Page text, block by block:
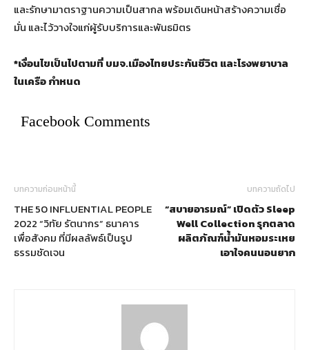
และรักษามาตราฐานความเป็นสากล พร้อมเดินหน้าสร้างความเชื่อ
มั่น และไว้วางใจแก่ผู้รับบริการและพันธมิตร
*เงื่อนไขเป็นไปตามที่ บมจ.เมืองไทยประกันชีวิต และโรงพยาบาล
ในเครือ กำหนด
Facebook Comments
บทความก่อนหน้านี้
THE 50 INFLUENTIAL PEOPLE
2022 “วิทัย รัตนากร” ธนาคาร
เพื่อสังคม ที่มีผลลัพธ์เป็นรูป
ธรรมชัดเจน
บทความถัดไป
“สบายอารมณ์” เปิดตัว Sleep
Well Collection รุกตลาด
ผลิตภัณฑ์น้ำมันหอมระเหย
เอาใจคนนอนยาก